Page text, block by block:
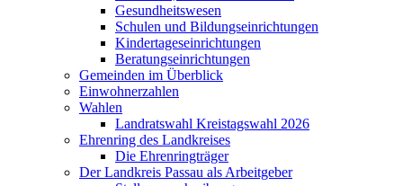
Gesundheitswesen
Schulen und Bildungseinrichtungen
Kindertageseinrichtungen
Beratungseinrichtungen
Gemeinden im Überblick
Einwohnerzahlen
Wahlen
Landratswahl Kreistagswahl 2026
Ehrenring des Landkreises
Die Ehrenringträger
Der Landkreis Passau als Arbeitgeber